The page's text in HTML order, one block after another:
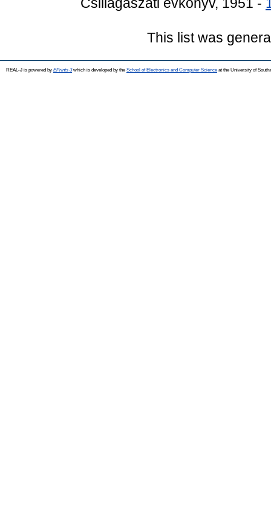
Csillagászati évkönyv, 1951 -
This list was
REAL-J is powered by EPrints 3which is developed by the School of Electronics and Computer Science at the University of